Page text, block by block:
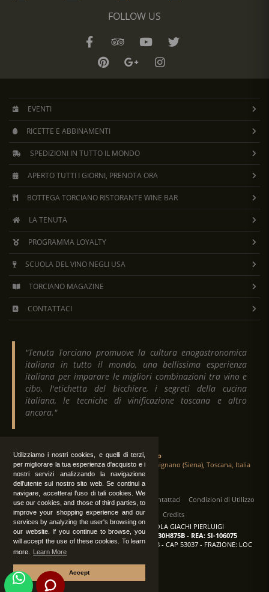
Utilizziamo i nostri cookies, e quelli di terzi,
per migliorare la tua esperienza d'acquisto e i
nostri servizi analizzando la navigazione
dell'utente sul nostro sito web. Se continui a
navigare, accetterai l'uso di tali cookies. We
use our cookies, and those of third parties, to
improve your shopping experience and our
services by analyzing the user's browsing on
our website. If you continue to browse, you
will accept the use of these cookies. To learn
more.
Learn More
Accept
FOLLOW US
EVENTI
RICETTE E ABBINAMENTI
SPEDIZIONI IN TUTTO IL MONDO
APERTO TUTTI I GIORNI, PRENOTA ORA
BOTTEGA TORCIANO RISTORANTE WINE BAR
LA TENUTA
PROGRAMMA LOYALTY
SCUOLA DEL VINO NEGLI USA
TORCIANO MAGAZINE
CONTATTACI
"Tenuta Torciano promuove la cultura enogastronomica
italiana in tutto il mondo, una bellissima esperienza
italiana per imparare le migliori combinazioni tra vino e
cibo, l'etichetta del bicchiere, i segreti della cucina
italiana, le tecniche di vinificazione toscana e altro
ancora."
Tenuta Torciano
Via Crocetta 16, Loc. Ulignano 53037 San Gimignano (Siena), Toscana, Italia
Tutti i diritti sono riservati | Operatori Contattaci
Condizioni di Utilizzo
Privacy
Albo Fornitori
Credits
TENUTA TORCIANO AZIENDA AGRICOLA GIACHI PIERLUIGI
P.IVA: IT00375840527 -C.F.: GCHPLG62C30H875B- REA: SI-106075
Sede: SAN GIMIGNANO (SI) - VIA CROCETTA 18 - CAP 53037 - FRAZIONE: LOC